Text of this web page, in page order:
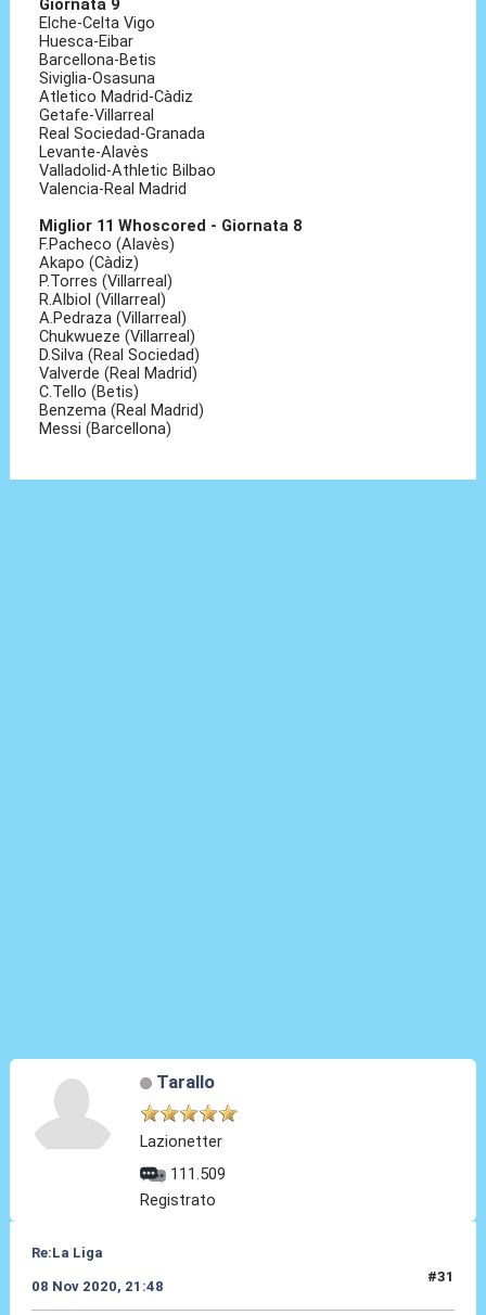
Giornata 9
Elche-Celta Vigo
Huesca-Eibar
Barcellona-Betis
Siviglia-Osasuna
Atletico Madrid-Càdiz
Getafe-Villarreal
Real Sociedad-Granada
Levante-Alavès
Valladolid-Athletic Bilbao
Valencia-Real Madrid
Miglior 11 Whoscored - Giornata 8
F.Pacheco (Alavès)
Akapo (Càdiz)
P.Torres (Villarreal)
R.Albiol (Villarreal)
A.Pedraza (Villarreal)
Chukwueze (Villarreal)
D.Silva (Real Sociedad)
Valverde (Real Madrid)
C.Tello (Betis)
Benzema (Real Madrid)
Messi (Barcellona)
Tarallo
Lazionetter
111.509
Registrato
Re:La Liga
08 Nov 2020, 21:48
#31